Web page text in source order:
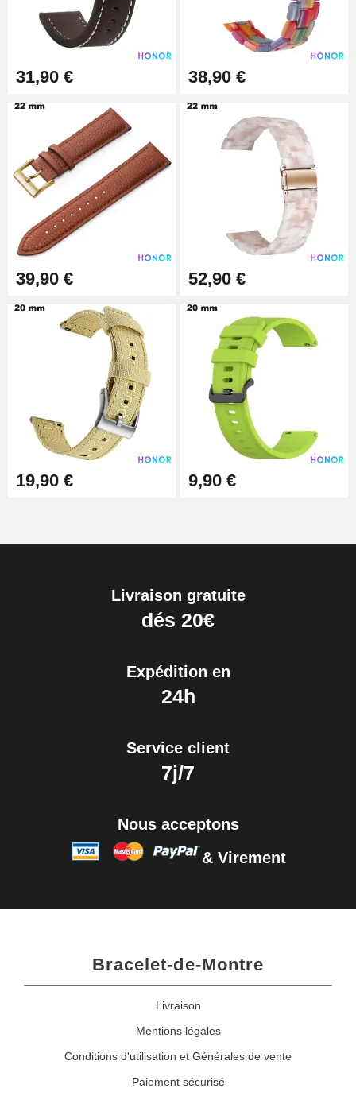
Extracteur de Bracelet de
31,90 € 38,90 €
39,90 € 52,90 €
19,90 € 9,90 €
Livraison gratuite
dés 20€
Expédition en
24h
Service client
7j/7
Nous acceptons
& Virement
Bracelet-de-Montre
Livraison
Mentions légales
Conditions d'utilisation et Générales de vente
Paiement sécurisé